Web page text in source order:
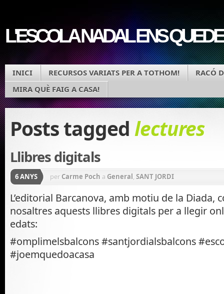
L'ESCOLA NADAL ENS
INICI RECURSOS VARIATS PER A TOTHOM!
RACÓ
MIRA QUÈ FAIG A CASA!
Posts tagged lectures
Llibres digitals
6 ANYS per Carme Poch a General, SANT JORDI
L’editorial Barcanova, amb motiu de la Diada,
nosaltres aquests llibres digitals per a llegir
edats:
#omplimelsbalcons #santjordialsbalcons
#joemquedoacasa